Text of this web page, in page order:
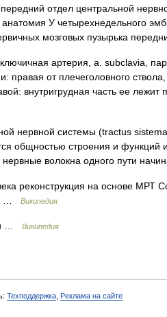
отдел центральной
У четырехнедельного
мозговых пузырька
артерия, a. subclavia,
правая от плечеголовного
внутригрудная часть ее
нервной системы (tractus
общностью строения и функций
нервные волокна одного пути
реконструкция на основе МРТ
…
Википедия
… Википедия
Техподдержка Реклама на сайте